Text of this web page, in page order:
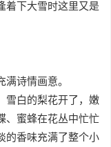
着下大雪时这里又是
诗情画意。
雪白的梨花开了，嫩
、蜜蜂在花丛中忙忙
的香味充满了整个小